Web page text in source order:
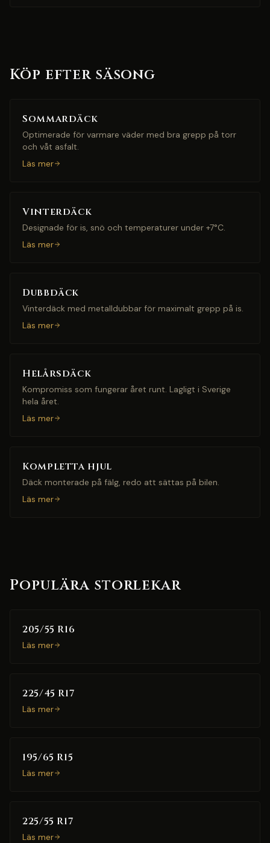
Köp efter säsong
Sommardäck
Optimerade för varmare väder med bra grepp på torr
och våt asfalt.
Läs mer
Vinterdäck
Designade för is, snö och temperaturer under +7°C.
Läs mer
Dubbdäck
Vinterdäck med metalldubbar för maximalt grepp på is.
Läs mer
Helårsdäck
Kompromiss som fungerar året runt. Lagligt i Sverige
hela året.
Läs mer
Kompletta hjul
Däck monterade på fälg, redo att sättas på bilen.
Läs mer
Populära storlekar
205/55 R16
Läs mer
225/45 R17
Läs mer
195/65 R15
Läs mer
225/55 R17
Läs mer